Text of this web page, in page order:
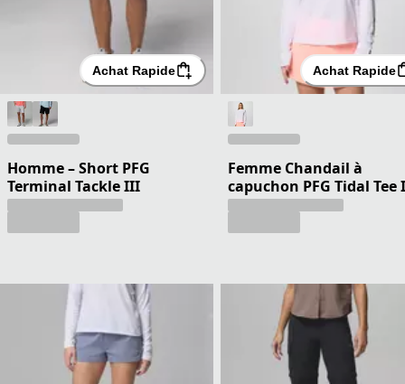
Achat Rapide
Homme – Short PFG
Terminal Tackle III
Achat Rapide
Femme Chandail à
capuchon PFG Tidal Tee